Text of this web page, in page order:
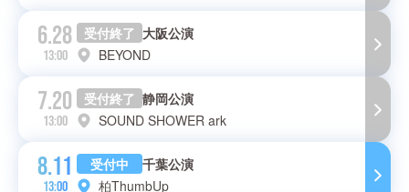
6.28
13:00
受付終了 大阪公演
BEYOND
7.20
13:00
受付終了 静岡公演
SOUND SHOWER ark
8.11
13:00
受付中
千葉公演
柏ThumbUp